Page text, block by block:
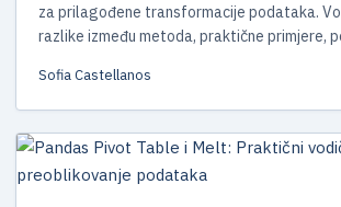
za prilagođene transformacije podataka.
razlike između metoda, praktične primjere,
Sofia Castellanos